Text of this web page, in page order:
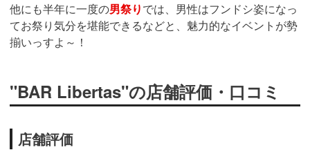
他にも半年に一度の男祭りでは、男性はフンドシ姿になっ
てお祭り気分を堪能できるなどと、魅力的なイベントが勢
揃いっすよ～！
"BAR Libertas"の店舗評価・口コミ
店舗評価